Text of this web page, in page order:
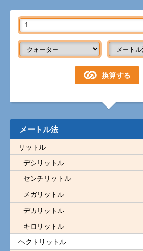
メートル法
リットル
デシリットル
センチリットル
メガリットル
デカリットル
キロリットル
ヘクトリットル